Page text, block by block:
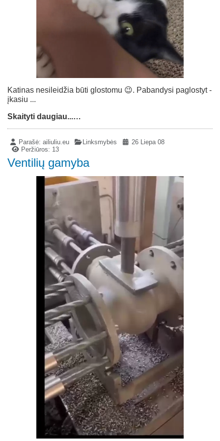
Katinas nesileidžia būti glostomu 😉. Pabandysi paglostyt -
įkasiu ...
Skaityti daugiau...…
Parašė:ailiuliu.eu Linksmybės
26 Liepa 08
Peržiūros: 13
Ventilių gamyba